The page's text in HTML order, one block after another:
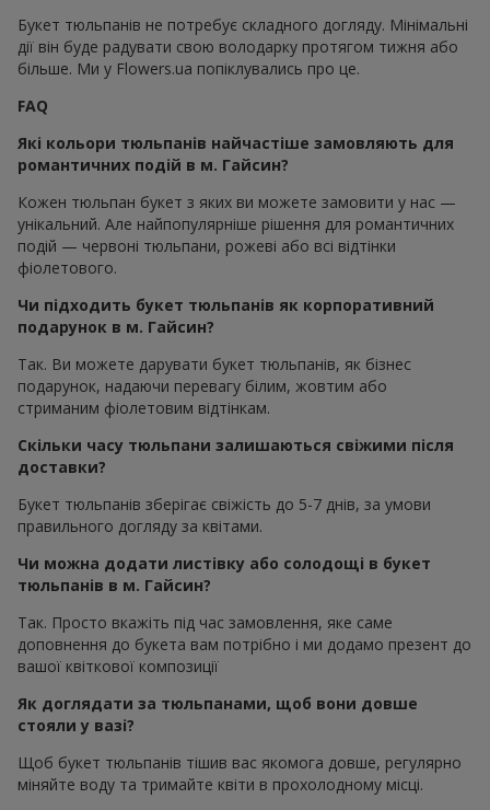
Букет тюльпанів не потребує складного догляду. Мінімальні
дії він буде радувати свою володарку протягом тижня або
більше. Ми у Flowers.ua попіклувались про це.
FAQ
Які кольори тюльпанів найчастіше замовляють для
романтичних подій в м. Гайсин?
Кожен тюльпан букет з яких ви можете замовити у нас —
унікальний. Але найпопулярніше рішення для романтичних
подій — червоні тюльпани, рожеві або всі відтінки
фіолетового.
Чи підходить букет тюльпанів як корпоративний
подарунок в м. Гайсин?
Так. Ви можете дарувати букет тюльпанів, як бізнес
подарунок, надаючи перевагу білим, жовтим або
стриманим фіолетовим відтінкам.
Скільки часу тюльпани залишаються свіжими після
доставки?
Букет тюльпанів зберігає свіжість до 5-7 днів, за умови
правильного догляду за квітами.
Чи можна додати листівку або солодощі в букет
тюльпанів в м. Гайсин?
Так. Просто вкажіть під час замовлення, яке саме
доповнення до букета вам потрібно і ми додамо презент до
вашої квіткової композиції
Як доглядати за тюльпанами, щоб вони довше
стояли у вазі?
Щоб букет тюльпанів тішив вас якомога довше, регулярно
міняйте воду та тримайте квіти в прохолодному місці.